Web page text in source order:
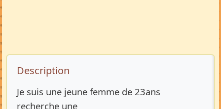
Description de l’annonce
Description
Je suis une jeune femme de 23ans
recherche une